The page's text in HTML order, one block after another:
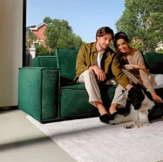
Подпишись на наш канал в